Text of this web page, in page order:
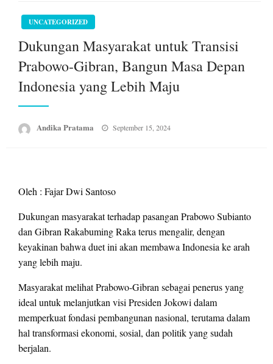
UNCATEGORIZED
Dukungan Masyarakat untuk Transisi
Prabowo-Gibran, Bangun Masa Depan
Indonesia yang Lebih Maju
Andika Pratama
Posted
September 15, 2024
Oleh : Fajar Dwi Santoso
Dukungan masyarakat terhadap pasangan Prabowo Subianto
dan Gibran Rakabuming Raka terus mengalir, dengan
keyakinan bahwa duet ini akan membawa Indonesia ke arah
yang lebih maju.
Masyarakat melihat Prabowo-Gibran sebagai penerus yang
ideal untuk melanjutkan visi Presiden Jokowi dalam
memperkuat fondasi pembangunan nasional, terutama dalam
hal transformasi ekonomi, sosial, dan politik yang sudah
berjalan.